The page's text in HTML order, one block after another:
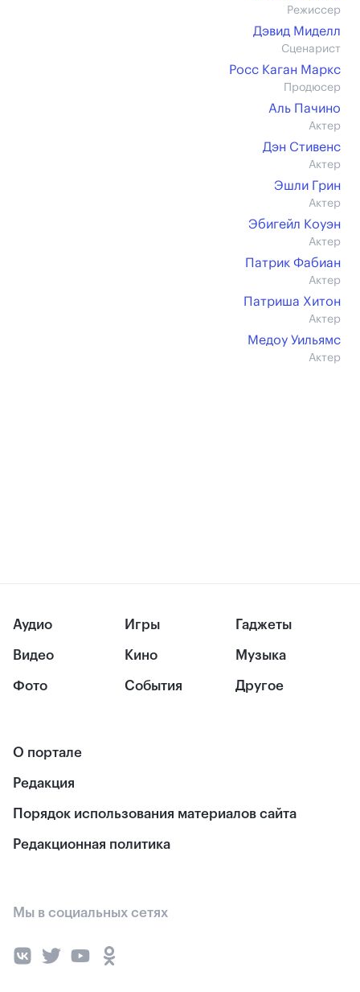
Режиссер
Дэвид Миделл
Сценарист
Росс Каган Маркс
Продюсер
Аль Пачино
Актер
Дэн Стивенс
Актер
Эшли Грин
Актер
Эбигейл Коуэн
Актер
Патрик Фабиан
Актер
Патриша Хитон
Актер
Медоу Уильямс
Актер
Аудио
Видео
Фото
Игры
Кино
События
Гаджеты
Музыка
Другое
О портале
Редакция
Порядок использования материалов сайта
Редакционная политика
Мы в социальных сетях